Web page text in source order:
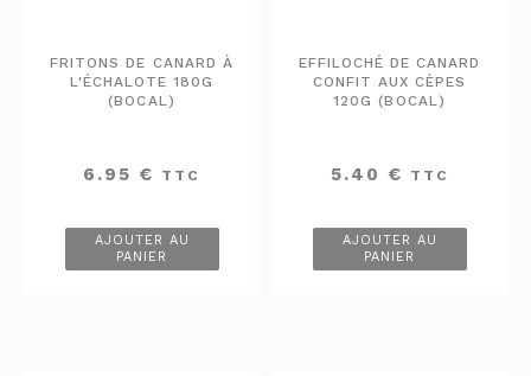
FRITONS DE CANARD À
L'ÉCHALOTE 180G
(BOCAL)
6.95 € TTC
AJOUTER AU
PANIER
EFFILOCHÉ DE CANARD
CONFIT AUX CÈPES
120G (BOCAL)
5.40 € TTC
AJOUTER AU
PANIER